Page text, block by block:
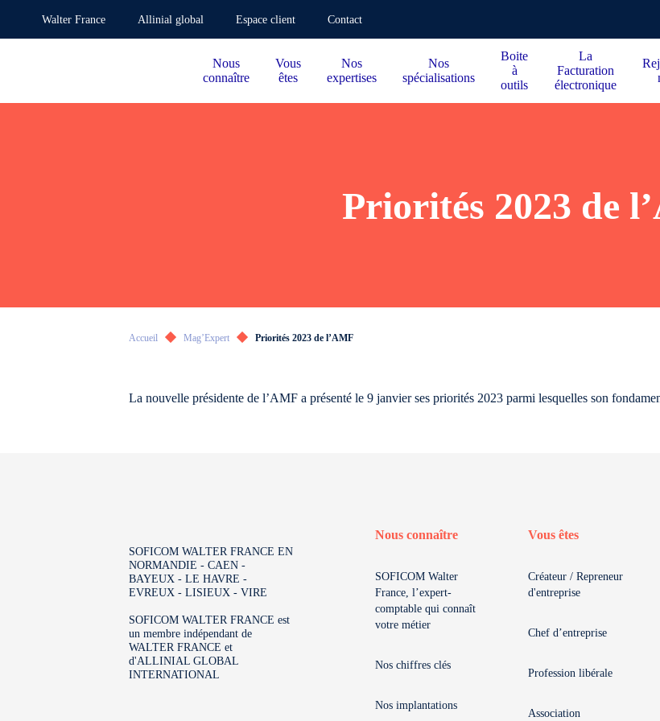
Walter France Allinial global Espace client Contact
Nous
connaître
Vous
êtes
Nos
expertises
Nos
spécialisations
Boite
à
outils
La
Facturation
électronique
Priorités 2023 de
Accueil Mag’Expert Priorités 2023 de l’AMF
La nouvelle présidente de l’AMF a présenté le 9 janvier ses priorités 2023 parmi lesquelles son
SOFICOM WALTER FRANCE EN
NORMANDIE - CAEN -
BAYEUX - LE HAVRE -
EVREUX - LISIEUX - VIRE
SOFICOM WALTER FRANCE est
un membre indépendant de
WALTER FRANCE et
d'ALLINIAL GLOBAL
INTERNATIONAL
Nous connaître
SOFICOM Walter
France, l’expert-
comptable qui connaît
votre métier
Nos chiffres clés
Nos implantations
Vous êtes
Créateur / Repreneur
d'entreprise
Chef d’entreprise
Profession libérale
Association